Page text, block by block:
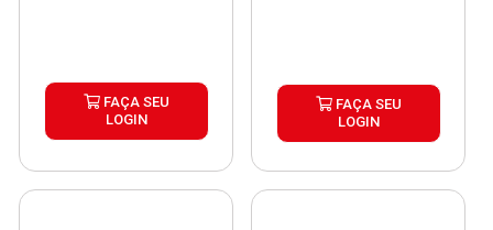
FAÇA SEU
LOGIN
FAÇA SEU
LOGIN